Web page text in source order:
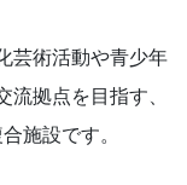
芸術活動や青少年
拠点を目指す、
施設です。